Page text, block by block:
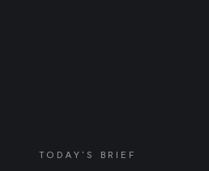
TODAY'S BRIEF